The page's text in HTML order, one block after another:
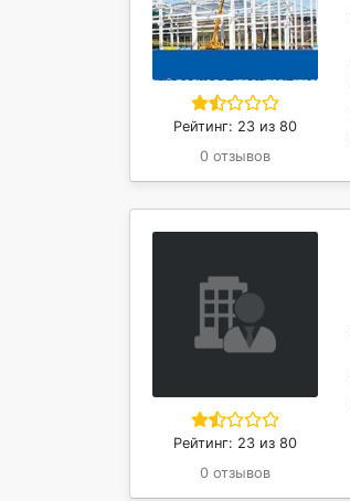
Рейтинг: 23 из 80
0 отзывов
Рейтинг: 23 из 80
0 отзывов